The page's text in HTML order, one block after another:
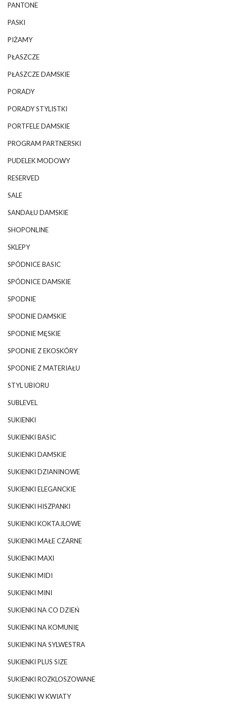
PANTONE
PASKI
PIŻAMY
PŁASZCZE
PŁASZCZE DAMSKIE
PORADY
PORADY STYLISTKI
PORTFELE DAMSKIE
PROGRAM PARTNERSKI
PUDELEK MODOWY
RESERVED
SALE
SANDAŁU DAMSKIE
SHOPONLINE
SKLEPY
SPÓDNICE BASIC
SPÓDNICE DAMSKIE
SPODNIE
SPODNIE DAMSKIE
SPODNIE MĘSKIE
SPODNIE Z EKOSKÓRY
SPODNIE Z MATERIAŁU
STYL UBIORU
SUBLEVEL
SUKIENKI
SUKIENKI BASIC
SUKIENKI DAMSKIE
SUKIENKI DZIANINOWE
SUKIENKI ELEGANCKIE
SUKIENKI HISZPANKI
SUKIENKI KOKTAJLOWE
SUKIENKI MAŁE CZARNE
SUKIENKI MAXI
SUKIENKI MIDI
SUKIENKI MINI
SUKIENKI NA CO DZIEŃ
SUKIENKI NA KOMUNIĘ
SUKIENKI NA SYLWESTRA
SUKIENKI PLUS SIZE
SUKIENKI ROZKLOSZOWANE
SUKIENKI W KWIATY